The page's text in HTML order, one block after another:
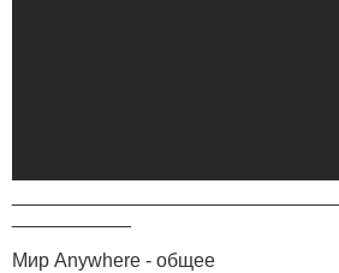
Мир Anywhere - общее